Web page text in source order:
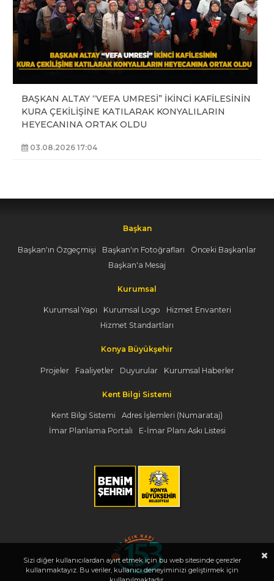
BAŞKAN ALTAY “VEFA UMRESİ” İKİNCİ KAFİLESİNİN
KURA ÇEKİLİŞİNE KATILARAK KONYALILARIN
HEYECANINA ORTAK OLDU
03.08.2026 17:04
Başkan
Başkan'ın Özgeçmişi Başkan'ın Fotoğrafları
Önceki Başkanlar
Başkan'a Mesaj
Kurumsal
Kurumsal Yapı Kurumsal Logo
Hizmet Envanteri
Hizmet Standartları
Konya Büyükşehir
Projeler Faaliyetler Duyurular Kurumsal Haberler
Kent Bilgi Sistemi
Kent Bilgi Sistemi
Adres İşlemleri (Numarataj)
İmar Planlama Portalı
E-İmar Planı Askı Listesi
Sizi diğer kullanıcılardan ayırt etmek için bu web sitesinde çerezler
kullanmaktayız. Bu veriler, kullanıcı deneyiminizi geliştirmek için